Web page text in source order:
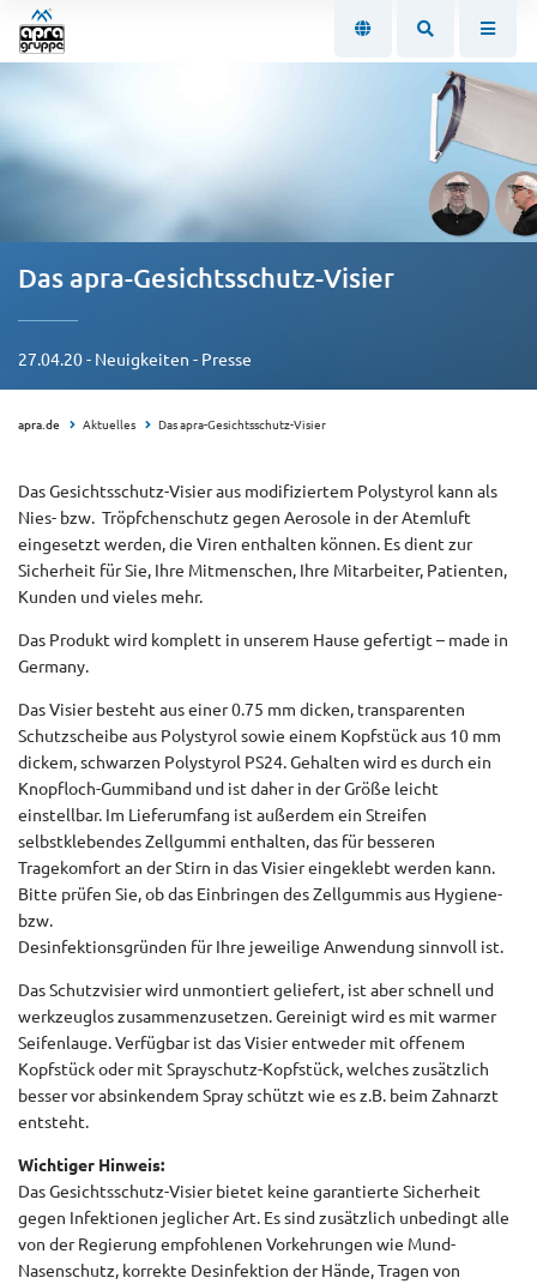
Das apra-Gesichtsschutz-Visier
27.04.20 - Neuigkeiten - Presse
apra.de Aktuelles Das apra-Gesichtsschutz-Visier
Das Gesichtsschutz-Visier aus modifiziertem Polystyrol kann als
Nies- bzw. Tröpfchenschutz gegen Aerosole in der Atemluft
eingesetzt werden, die Viren enthalten können. Es dient zur
Sicherheit für Sie, Ihre Mitmenschen, Ihre Mitarbeiter, Patienten,
Kunden und vieles mehr.
Das Produkt wird komplett in unserem Hause gefertigt – made in
Germany.
Das Visier besteht aus einer 0.75 mm dicken, transparenten
Schutzscheibe aus Polystyrol sowie einem Kopfstück aus 10 mm
dickem, schwarzen Polystyrol PS24. Gehalten wird es durch ein
Knopfloch-Gummiband und ist daher in der Größe leicht
einstellbar. Im Lieferumfang ist außerdem ein Streifen
selbstklebendes Zellgummi enthalten, das für besseren
Tragekomfort an der Stirn in das Visier eingeklebt werden kann.
Bitte prüfen Sie, ob das Einbringen des Zellgummis aus Hygiene-
bzw.
Desinfektionsgründen für Ihre jeweilige Anwendung sinnvoll ist.
Das Schutzvisier wird unmontiert geliefert, ist aber schnell und
werkzeuglos zusammenzusetzen. Gereinigt wird es mit warmer
Seifenlauge. Verfügbar ist das Visier entweder mit offenem
Kopfstück oder mit Sprayschutz-Kopfstück, welches zusätzlich
besser vor absinkendem Spray schützt wie es z.B. beim Zahnarzt
entsteht.
Wichtiger Hinweis:
Das Gesichtsschutz-Visier bietet keine garantierte Sicherheit
gegen Infektionen jeglicher Art. Es sind zusätzlich unbedingt alle
von der Regierung empfohlenen Vorkehrungen wie Mund-
Nasenschutz, korrekte Desinfektion der Hände, Tragen von